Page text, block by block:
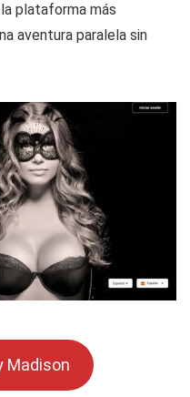
plataforma más
aventura paralela sin
Madison